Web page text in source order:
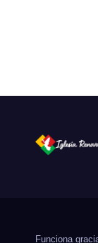
Funciona